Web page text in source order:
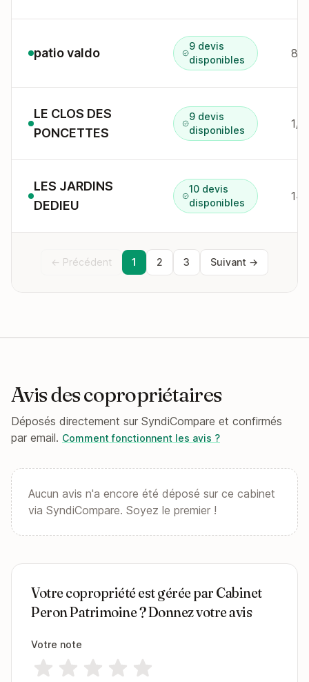
patio valdo
9 devis
disponibles
80
LE CLOS DES
PONCETTES
9 devis
disponibles
1/
LES JARDINS
DEDIEU
10 devis
disponibles
14
← Précédent 1 2 3 Suivant →
Avis des copropriétaires
Déposés directement sur SyndiCompare et confirmés
par email. Comment fonctionnent les avis ?
Aucun avis n'a encore été déposé sur ce cabinet
via SyndiCompare. Soyez le premier !
Votre copropriété est gérée par Cabinet
Peron Patrimoine ? Donnez votre avis
Votre note